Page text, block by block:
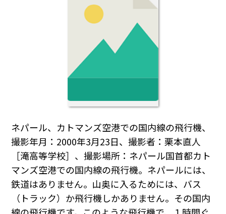
ネパール、カトマンズ空港での国内線の飛行機、
撮影年月：2000年3月23日、撮影者：栗本直人
［滝高等学校］、撮影場所：ネパール国首都カト
マンズ空港での国内線の飛行機。ネパールには、
鉄道はありません。山奥に入るためには、バス
（トラック）か飛行機しかありません。その国内